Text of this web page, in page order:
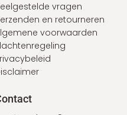
vragen
en retourneren
voorwaarden